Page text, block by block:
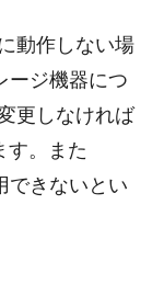
動作しない場
ージ機器につ
更しなければ
す。また
できないとい